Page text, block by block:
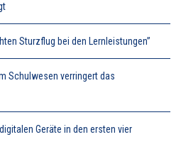
Sturzflug bei den Lernleistungen”
Schulwesen verringert das
Geräte in den ersten vier